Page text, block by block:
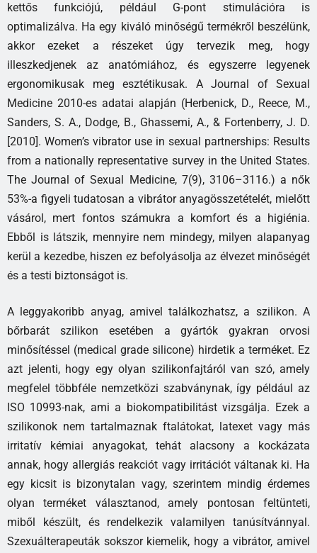
kettős funkciójú, például G-pont stimulációra is
optimalizálva. Ha egy kiváló minőségű termékről beszélünk,
akkor ezeket a részeket úgy tervezik meg, hogy
illeszkedjenek az anatómiához, és egyszerre legyenek
ergonomikusak meg esztétikusak. A Journal of Sexual
Medicine 2010-es adatai alapján (Herbenick, D., Reece, M.,
Sanders, S. A., Dodge, B., Ghassemi, A., & Fortenberry, J. D.
[2010]. Women’s vibrator use in sexual partnerships: Results
from a nationally representative survey in the United States.
The Journal of Sexual Medicine, 7(9), 3106–3116.) a nők
53%-a figyeli tudatosan a vibrátor anyagösszetételét, mielőtt
vásárol, mert fontos számukra a komfort és a higiénia.
Ebből is látszik, mennyire nem mindegy, milyen alapanyag
kerül a kezedbe, hiszen ez befolyásolja az élvezet minőségét
és a testi biztonságot is.
A leggyakoribb anyag, amivel találkozhatsz, a szilikon. A
bőrbarát szilikon esetében a gyártók gyakran orvosi
minősítéssel (medical grade silicone) hirdetik a terméket. Ez
azt jelenti, hogy egy olyan szilikonfajtáról van szó, amely
megfelel többféle nemzetközi szabványnak, így például az
ISO 10993-nak, ami a biokompatibilitást vizsgálja. Ezek a
szilikonok nem tartalmaznak ftalátokat, latexet vagy más
irritatív kémiai anyagokat, tehát alacsony a kockázata
annak, hogy allergiás reakciót vagy irritációt váltanak ki. Ha
egy kicsit is bizonytalan vagy, szerintem mindig érdemes
olyan terméket választanod, amely pontosan feltünteti,
miből készült, és rendelkezik valamilyen tanúsítvánnyal.
Szexuálterapeuták sokszor kiemelik, hogy a vibrátor, amivel